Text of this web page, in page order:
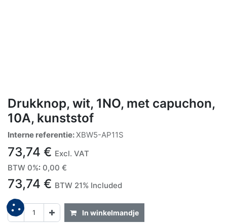
Drukknop, wit, 1NO, met capuchon,
10A, kunststof
Interne referentie:XBW5-AP11S
73,74 € Excl. VAT
BTW 0%: 0,00 €
73,74 € BTW 21% Included
In winkelmandje